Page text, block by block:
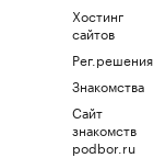
Хостинг
сайтов
Рег.решения
Знакомства
Сайт
знакомств
podbor.ru